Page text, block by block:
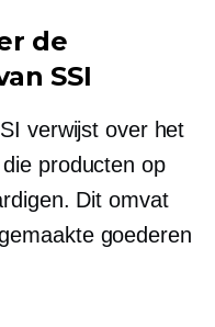
de
SSI
verwijst over het
producten op
Dit omvat
goederen